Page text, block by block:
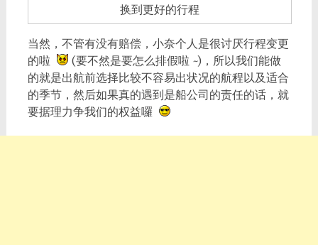
换到更好的行程
当然，不管有没有赔偿，小奈个人是很讨厌行程变更
的啦
(要不然是要怎么排假啦 ~)，所以我们能做
的就是出航前选择比较不容易出状况的航程以及适合
的季节，然后如果真的遇到是船公司的责任的话，就
要据理力争我们的权益囉